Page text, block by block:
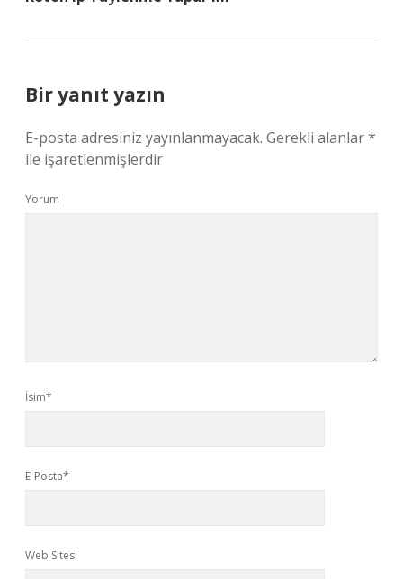
Bir yanıt yazın
E-posta adresiniz yayınlanmayacak. Gerekli alanlar*
ile işaretlenmişlerdir
Yorum
İsim*
E-Posta*
Web Sitesi